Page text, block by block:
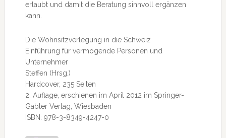
erlaubt und damit die Beratung sinnvoll ergänzen
kann.
Die Wohnsitzverlegung in die Schweiz
Einführung für vermögende Personen und
Unternehmer
Steffen (Hrsg.)
Hardcover, 235 Seiten
2. Auflage, erschienen im April 2012 im Springer-
Gabler Verlag, Wiesbaden
ISBN: 978-3-8349-4247-0